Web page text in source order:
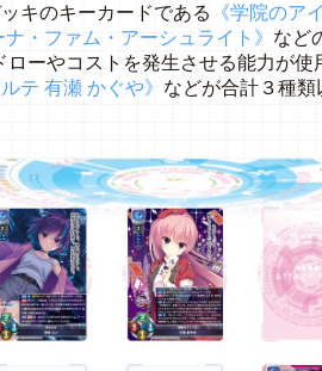
キのキーカードである
《学院のア
・ファム・アーシュライト》 など
ローやコストを発生させる能力が使
テ 有瀬 かぐや》 などが合計３種